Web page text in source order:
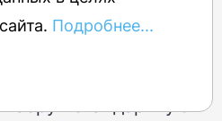
ценят
с большим внешним
стандартную
Подробнее...